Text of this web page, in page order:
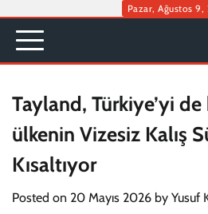
content
Pazar, Ağustos 9,
Tayland, Türkiye’yi
ülkenin Vizesiz Kalış
Kısaltıyor
Posted on 20 Mayıs 2026 by Yusuf